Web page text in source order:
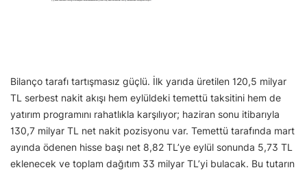
Bilanço tarafı tartışmasız güçlü. İlk yarıda üretilen 120,5 milyar
TL serbest nakit akışı hem eylüldeki temettü taksitini hem de
yatırım programını rahatlıkla karşılıyor; haziran sonu itibarıyla
130,7 milyar TL net nakit pozisyonu var. Temettü tarafında mart
ayında ödenen hisse başı net 8,82 TL’ye eylül sonunda 5,73 TL
eklenecek ve toplam dağıtım 33 milyar TL’yi bulacak. Bu tutarın